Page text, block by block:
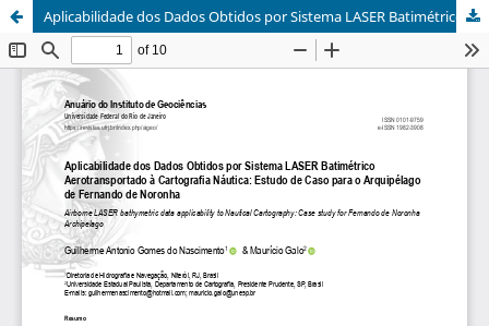
Aplicabilidade dos Dados Obtidos por Sistema LASER Batimétrico Aerotransportado à Cartografia Náutica: Estudo de Caso para o Arquipélago de Fernando de Noronha